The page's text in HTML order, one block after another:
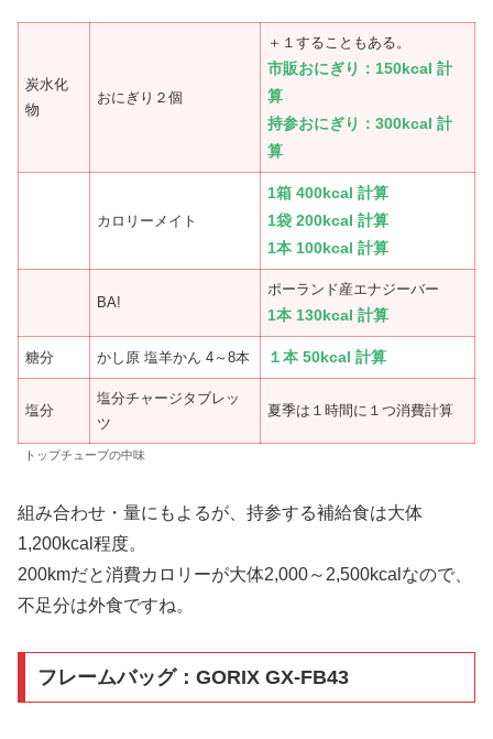
炭水化
物
おにぎり２個
＋１することもある。
市販おにぎり：150kcal 計
算
持参おにぎり：300kcal 計
算
カロリーメイト
1箱 400kcal 計算
1袋 200kcal 計算
1本 100kcal 計算
BA!
ポーランド産エナジーバー
1本 130kcal 計算
糖分 かし原 塩羊かん 4～8本 １本 50kcal 計算
塩分
塩分チャージタブレッ
ツ
夏季は１時間に１つ消費計算
トップチューブの中味
組み合わせ・量にもよるが、持参する補給食は大体
1,200kcal程度。
200kmだと消費カロリーが大体2,000～2,500kcalなので、
不足分は外食ですね。
フレームバッグ：GORIX GX-FB43